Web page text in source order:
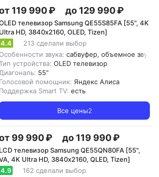
119 990 ₽ до 129 990 ₽
телевизор Samsung QE55S85FA [55", 4K
Ultra HD, 3840х2160, OLED, Tizen]
4.4
213 сделали выбор
Особенности звука: сабвуфер, объемное
устройства: OLED телевизор
Диагональ: 55"
Голосовой помощник: Яндекс Алиса
Поддержка Smart TV: есть
Все цены2
99 990 ₽ до 119 990 ₽
LCD телевизор Samsung QE55QN80FA [55",
4K Ultra HD, 3840х2160, QLED, Tizen]
4.9
162 сделали выбор